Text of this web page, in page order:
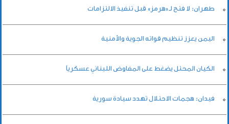
طهران: لا فتح لـ«هرمز» قبل تنفيذ الالتزامات
اليمن يعزز تنظيم قواته الجوية والأمنية
الكيان المحتل يضغط على المفاوض اللبناني عسكرياً
فيدان: هجمات الاحتلال تهدد سيادة سورية